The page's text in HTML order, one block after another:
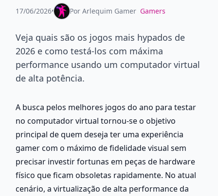
17/06/2026• Por Arlequim Gamer Gamers
Veja quais são os jogos mais hypados de
2026 e como testá-los com máxima
performance usando um computador virtual
de alta potência.
A busca pelos melhores jogos do ano para testar
no computador virtual tornou-se o objetivo
principal de quem deseja ter uma experiência
gamer com o máximo de fidelidade visual sem
precisar investir fortunas em peças de hardware
físico que ficam obsoletas rapidamente. No atual
cenário, a virtualização de alta performance da